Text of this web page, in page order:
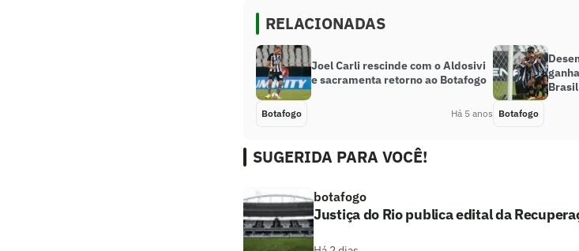
RELACIONADAS
Joel Carli rescinde com o Aldosivi
e sacramenta retorno ao Botafogo
Botafogo Há 5 anos
Brasil
Botafogo
SUGERIDA PARA VOCÊ!
botafogo
Justiça do Rio publica edital da